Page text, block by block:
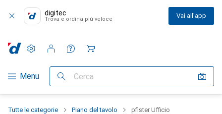
digitec
Trova e ordina più veloce Vai all'app
Categoria Navigazione
Menu Cerca
Impostazioni
Conto cliente
Liste di confronto
Liste dei desideri
Carrello
Tutte le categorie Piano del tavolo pfister Ufficio